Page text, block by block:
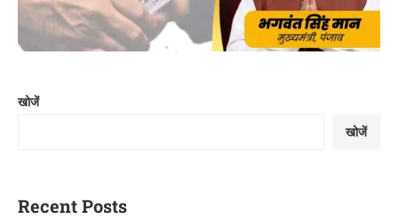
खोजें
खोजें
Recent Posts